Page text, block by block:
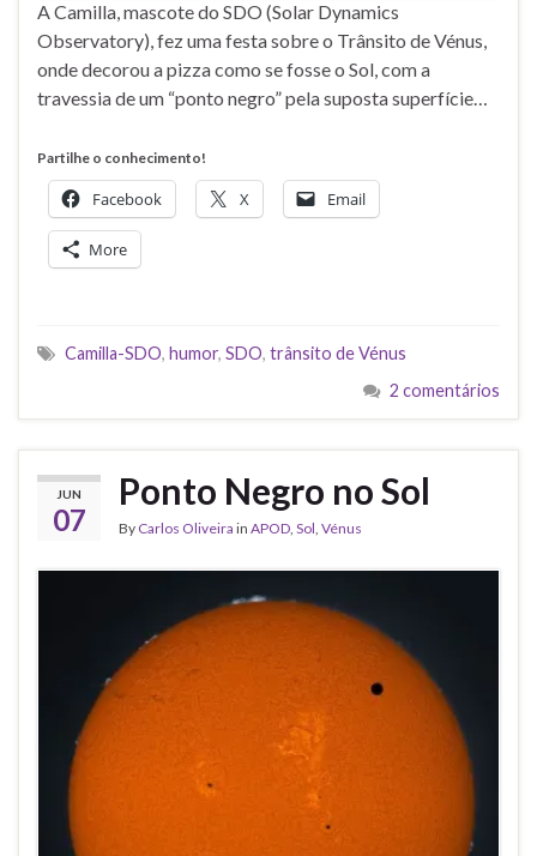
A Camilla, mascote do SDO (Solar Dynamics
Observatory), fez uma festa sobre o Trânsito de Vénus,
onde decorou a pizza como se fosse o Sol, com a
travessia de um “ponto negro” pela suposta superfície…
Partilhe o conhecimento!
Facebook X Email
More
Camilla-SDO, humor, SDO, trânsito de Vénus
2 comentários
JUN
07
Ponto Negro no Sol
By Carlos Oliveira in APOD, Sol, Vénus